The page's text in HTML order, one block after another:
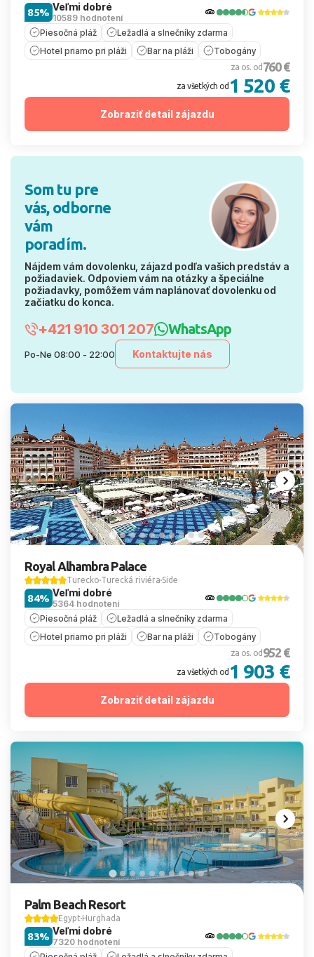
Veľmi dobré
10589 hodnotení
85%
Piesočná pláž
Ležadlá a slnečníky zdarma
Hotel priamo pri pláži
Bar na pláži Tobogány
za os. od 760 €
za všetkých od 1 520 €
Zobraziť detail zájazdu
Som tu pre
vás, odborne
vám
poradím.
Nájdem vám dovolenku, zájazd podľa vašich predstáv a
požiadaviek. Odpoviem vám na otázky a špeciálne
požiadavky, pomôžem vám naplánovať dovolenku od
začiatku do konca.
+421 910 301 207 WhatsApp
Po-Ne 08:00 - 22:00 Kontaktujte nás
Royal Alhambra Palace
Turecko Turecká riviéra Side
Veľmi dobré
5364 hodnotení
84%
Piesočná pláž
Ležadlá a slnečníky zdarma
Hotel priamo pri pláži
Bar na pláži Tobogány
za os. od 952 €
za všetkých od 1 903 €
Zobraziť detail zájazdu
Palm Beach Resort
Egypt Hurghada
Veľmi dobré
7320 hodnotení
83%